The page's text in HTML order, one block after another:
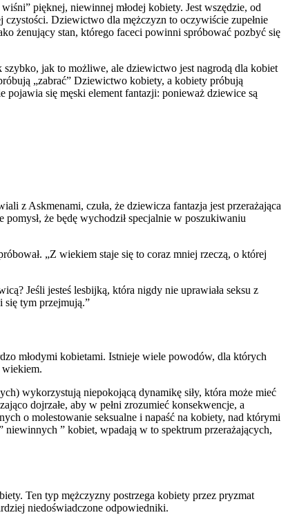
pięknej, niewinnej młodej kobiety. Jest wszędzie, od
Dziewictwo dla mężczyzn to oczywiście zupełnie
żenujący stan, którego faceci powinni spróbować pozbyć się
jak to możliwe, ale dziewictwo jest nagrodą dla kobiet
„zabrać” Dziewictwo kobiety, a kobiety próbują
się męski element fantazji: ponieważ dziewice są
z Askmenami, czuła, że dziewicza fantazja jest przerażająca
że będę wychodził specjalnie w poszukiwaniu
„Z wiekiem staje się to coraz mniej rzeczą, o której
Jeśli jesteś lesbijką, która nigdy nie uprawiała seksu z
się tym przejmują.”
młodymi kobietami. Istnieje wiele powodów, dla których
wiekiem.
wykorzystują niepokojącą dynamikę siły, która może mieć
dojrzałe, aby w pełni zrozumieć konsekwencje, a
o molestowanie seksualne i napaść na kobiety, nad którymi
niewinnych ” kobiet, wpadają w to spektrum przerażających,
Ten typ mężczyzny postrzega kobiety przez pryzmat
niedoświadczone odpowiedniki.